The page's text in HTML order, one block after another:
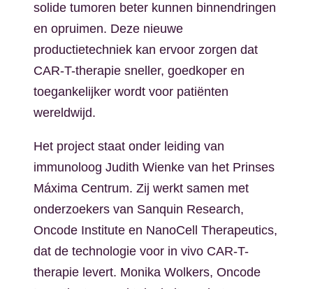
solide tumoren beter kunnen binnendringen
en opruimen. Deze nieuwe
productietechniek kan ervoor zorgen dat
CAR-T-therapie sneller, goedkoper en
toegankelijker wordt voor patiënten
wereldwijd.
Het project staat onder leiding van
immunoloog Judith Wienke van het Prinses
Máxima Centrum. Zij werkt samen met
onderzoekers van Sanquin Research,
Oncode Institute en NanoCell Therapeutics,
dat de technologie voor in vivo CAR-T-
therapie levert. Monika Wolkers, Oncode